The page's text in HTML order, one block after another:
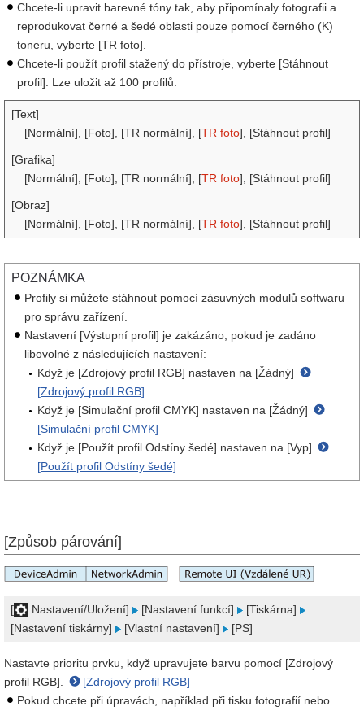
Chcete-li upravit barevné tóny tak, aby připomínaly fotografii a
reprodukovat černé a šedé oblasti pouze pomocí černého (K)
toneru, vyberte [TR foto].
Chcete-li použít profil stažený do přístroje, vyberte [Stáhnout
profil]. Lze uložit až 100 profilů.
[Text]
[Normální], [Foto], [TR normální], [TR foto], [Stáhnout profil]
[Grafika]
[Normální], [Foto], [TR normální], [TR foto], [Stáhnout profil]
[Obraz]
[Normální], [Foto], [TR normální], [TR foto], [Stáhnout profil]
POZNÁMKA
Profily si můžete stáhnout pomocí zásuvných modulů softwaru
pro správu zařízení.
Nastavení [Výstupní profil] je zakázáno, pokud je zadáno
libovolné z následujících nastavení:
Když je [Zdrojový profil RGB] nastaven na [Žádný]
[Zdrojový profil RGB]
Když je [Simulační profil CMYK] nastaven na [Žádný]
[Simulační profil CMYK]
Když je [Použít profil Odstíny šedé] nastaven na [Vyp]
[Použít profil Odstíny šedé]
[Způsob párování]
[ Nastavení/Uložení] [Nastavení funkcí]
[Tiskárna]
[Nastavení tiskárny]
[Vlastní nastavení] [PS]
Nastavte prioritu prvku, když upravujete barvu pomocí [Zdrojový
profil RGB].
[Zdrojový profil RGB]
Pokud chcete při úpravách, například při tisku fotografií nebo